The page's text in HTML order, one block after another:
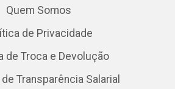
Quem Somos
de Privacidade
de Troca e Devolução
Transparência Salarial